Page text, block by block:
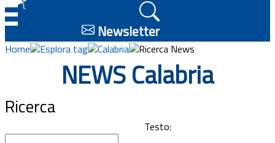
Approfondimenti
Eventi
Progetti
Newsletter
Home Esplora tag Calabria Ricerca News
NEWS Calabria
Ricerca
Testo: